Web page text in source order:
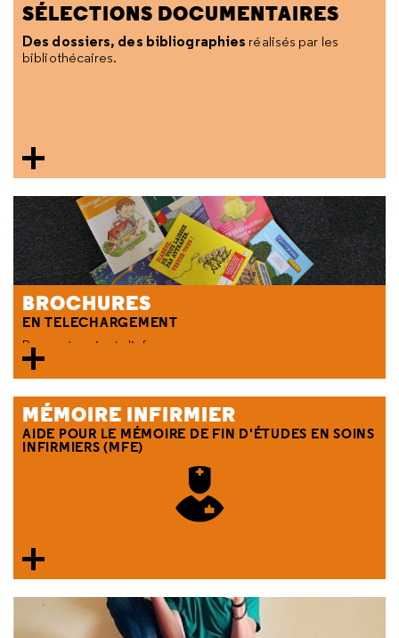
SÉLECTIONS DOCUMENTAIRES
Des dossiers, des bibliographies réalisés par les
bibliothécaires.
BROCHURES
EN TELECHARGEMENT
Pour prévenir et s'informer.
MÉMOIRE INFIRMIER
AIDE POUR LE MÉMOIRE DE FIN D'ÉTUDES EN SOINS
INFIRMIERS (MFE)